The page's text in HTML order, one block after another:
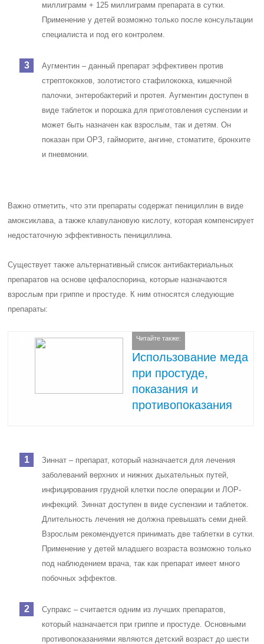
миллиграмм + 125 миллиграмм препарата в сутки.
Применение у детей возможно только после консультации
специалиста и под его контролем.
Аугментин – данный препарат эффективен против
стрептококков, золотистого стафилококка, кишечной
палочки, энтеробактерий и протея. Аугментин доступен в
виде таблеток и порошка для приготовления суспензии и
может быть назначен как взрослым, так и детям. Он
показан при ОРЗ, гайморите, ангине, стоматите, бронхите
и пневмонии.
Важно отметить, что эти препараты содержат пенициллин в виде
амоксиклава, а также клавулановую кислоту, которая компенсирует
недостаточную эффективность пенициллина.
Существует также альтернативный список антибактериальных
препаратов на основе цефалоспорина, которые назначаются
взрослым при гриппе и простуде. К ним относятся следующие
препараты:
Читайте также:
Использование меда
при простуде,
показания и
противопоказания
Зиннат – препарат, который назначается для лечения
заболеваний верхних и нижних дыхательных путей,
инфицирования грудной клетки после операции и ЛОР-
инфекций. Зиннат доступен в виде суспензии и таблеток.
Длительность лечения не должна превышать семи дней.
Взрослым рекомендуется принимать две таблетки в сутки.
Применение у детей младшего возраста возможно только
под наблюдением врача, так как препарат имеет много
побочных эффектов.
Супракс – считается одним из лучших препаратов,
который назначается при гриппе и простуде. Основными
противопоказаниями являются детский возраст до шести